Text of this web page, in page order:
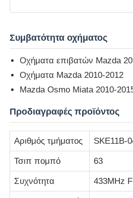
Αρχική Σελίδα
Προϊόντα
Συμβατότητα οχήματος
Οχήματα επιβατών Mazda
Οχήματα Mazda 2010-2012
Mazda Osmo Miata 2010-
Προδιαγραφές προϊόντος
Αριθμός τμήματος SKE11B-
Τσιπ πομπό 63
Συχνότητα 433MHz